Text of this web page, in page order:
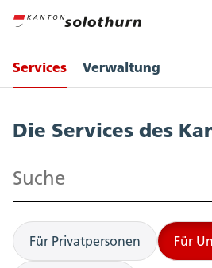
Services Verwaltung
Die Services des
Suchen
Für Privatpersonen Für